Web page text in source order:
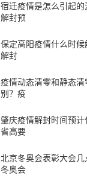
宿迁疫情是怎么引起
解封预
保定​高阳疫情什么时
解封
疫情动态清零和静态
别？疫
肇庆疫情解封时间预
省高要
北京冬奥会表彰大会
冬奥会